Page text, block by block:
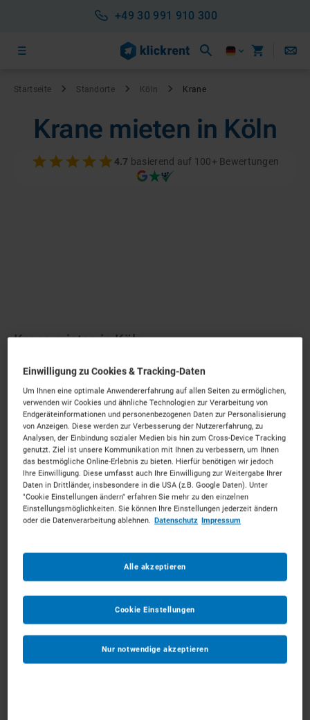
+49 30 991 910 300
Startseite Standorte Köln Krane
Krane mieten in Köln
4.7 basierend auf 100+ Bewertungen
Krane mieten in Köln
Ihr starker Partner mitten im Rheinland.
passenden Krane für Ihr Vorhaben. Unkompliziert, zu
starken Konditionen und mit persönlichem Experten-
Service.
189Vermietpartner im RaumKöln
Anhängerkrane
Einwilligung zu Cookies & Tracking-Daten
Um Ihnen eine optimale Anwendererfahrung auf allen Seiten zu ermöglichen,
verwenden wir Cookies und ähnliche Technologien zur Verarbeitung von
Endgeräteinformationen und personenbezogenen Daten zur Personalisierung
von Anzeigen. Diese werden zur Verbesserung der Nutzererfahrung, zu
Analysen, der Einbindung sozialer Medien bis hin zum Cross-Device Tracking
genutzt. Ziel ist unsere Kommunikation mit Ihnen zu verbessern, um Ihnen
das bestmögliche Online-Erlebnis zu bieten. Hierfür benötigen wir jedoch
Ihre Einwilligung. Diese umfasst auch Ihre Einwilligung zur Weitergabe Ihrer
Daten in Drittländer, insbesondere in die USA (z.B. Google Daten). Unter
"Cookie Einstellungen ändern" erfahren Sie mehr zu den einzelnen
Einstellungsmöglichkeiten. Sie können Ihre Einstellungen jederzeit ändern
oder die Datenverarbeitung ablehnen. Datenschutz Impressum
Nur notwendige akzeptieren
Alle akzeptieren
Cookie Einstellungen